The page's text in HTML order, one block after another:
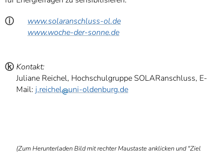
ⓘ
www.solaranschluss-ol.de
www.woche-der-sonne.de
ⓚ Kontakt:
Juliane Reichel, Hochschulgruppe SOLARanschluss, E-
Mail: j.reichel uni-oldenburg.de
(Zum Herunterladen Bild mit rechter Maustaste anklicken und "Ziel